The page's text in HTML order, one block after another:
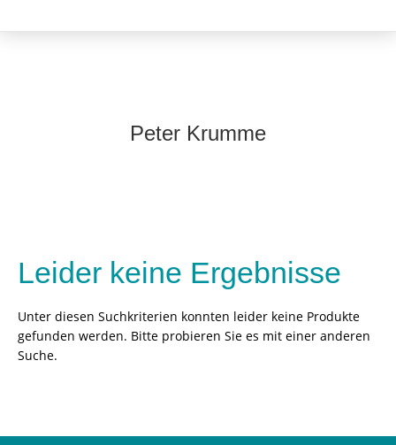
Peter Krumme
Leider keine Ergebnisse
Unter diesen Suchkriterien konnten leider keine Produkte
gefunden werden. Bitte probieren Sie es mit einer anderen
Suche.